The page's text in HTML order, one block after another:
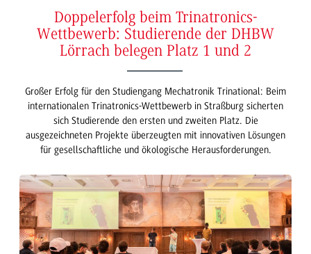
Doppelerfolg beim Trinatronics-
Wettbewerb: Studierende der DHBW
Lörrach belegen Platz 1 und 2
Großer Erfolg für den Studiengang Mechatronik Trinational: Beim
internationalen Trinatronics-Wettbewerb in Straßburg sicherten
sich Studierende den ersten und zweiten Platz. Die
ausgezeichneten Projekte überzeugten mit innovativen Lösungen
für gesellschaftliche und ökologische Herausforderungen.
Previous Next